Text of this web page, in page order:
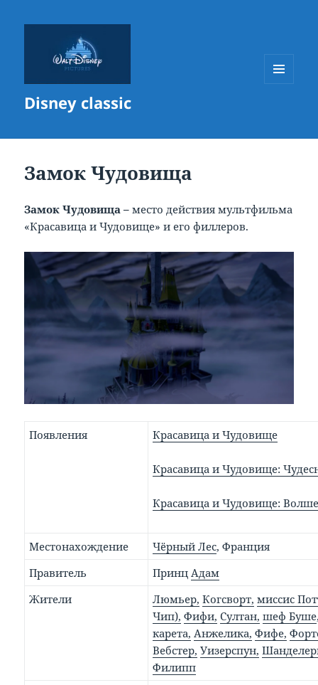
Disney classic
Замок Чудовища
Замок Чудовища –место действия мультфильма
«Красавица и Чудовище» и его филлеров.
Появления Красавица и Чудовище
Красавица и Чудовище:
Красавица и Чудовище:
Местонахождение Чёрный Лес, Франция
Правитель
Принц Адам
Жители
Люмьер, Когсворт, миссис
Чип), Фифи, Султан, шеф Буше
карета, Анжелика, Фифе,
Вебстер, Уизерспун,
Филипп